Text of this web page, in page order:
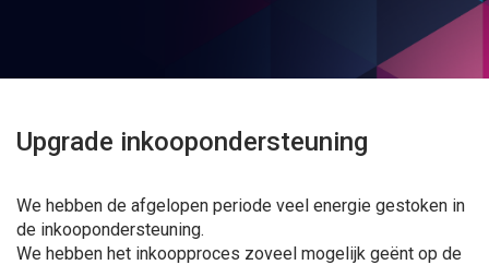
Upgrade inkoopondersteuning
We hebben de afgelopen periode veel energie gestoken in
de inkoopondersteuning.
We hebben het inkoopproces zoveel mogelijk geënt op de